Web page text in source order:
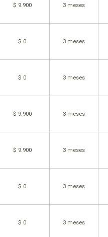
$ 9.900 3 meses
$ 0 3 meses
$ 0 3 meses
$ 9.900 3 meses
$ 9.900 3 meses
$ 0 3 meses
$ 0 3 meses